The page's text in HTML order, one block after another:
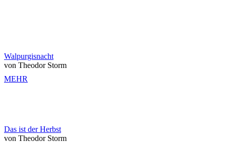
Walpurgisnacht
von Theodor Storm
MEHR
Das ist der Herbst
von Theodor Storm